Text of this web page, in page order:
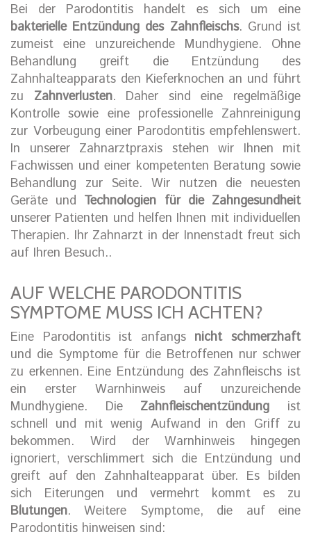
Bei der Parodontitis handelt es sich um eine
bakterielle Entzündung des Zahnfleischs. Grund ist
zumeist eine unzureichende Mundhygiene. Ohne
Behandlung greift die Entzündung des
Zahnhalteapparats den Kieferknochen an und führt
zu Zahnverlusten. Daher sind eine regelmäßige
Kontrolle sowie eine professionelle Zahnreinigung
zur Vorbeugung einer Parodontitis empfehlenswert.
In unserer Zahnarztpraxis stehen wir Ihnen mit
Fachwissen und einer kompetenten Beratung sowie
Behandlung zur Seite. Wir nutzen die neuesten
Geräte und Technologien für die Zahngesundheit
unserer Patienten und helfen Ihnen mit individuellen
Therapien. Ihr Zahnarzt in der Innenstadt freut sich
auf Ihren Besuch..
AUF WELCHE PARODONTITIS
SYMPTOME MUSS ICH ACHTEN?
Eine Parodontitis ist anfangs nicht schmerzhaft
und die Symptome für die Betroffenen nur schwer
zu erkennen. Eine Entzündung des Zahnfleischs ist
ein erster Warnhinweis auf unzureichende
Mundhygiene. Die Zahnfleischentzündung ist
schnell und mit wenig Aufwand in den Griff zu
bekommen. Wird der Warnhinweis hingegen
ignoriert, verschlimmert sich die Entzündung und
greift auf den Zahnhalteapparat über. Es bilden
sich Eiterungen und vermehrt kommt es zu
Blutungen. Weitere Symptome, die auf eine
Parodontitis hinweisen sind: